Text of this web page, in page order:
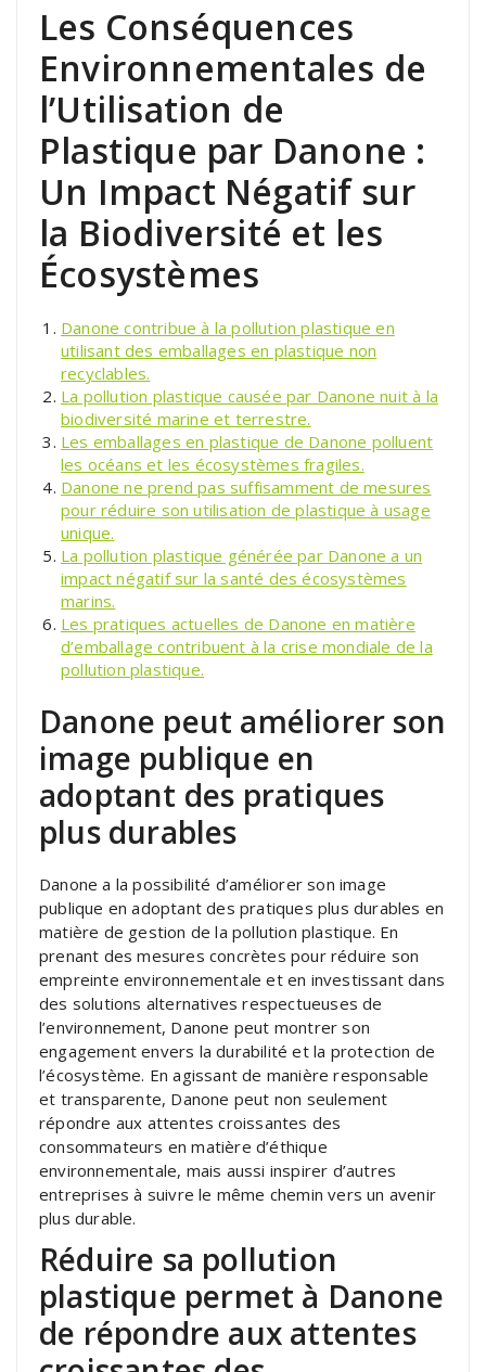
Les Conséquences
Environnementales de
l’Utilisation de
Plastique par Danone :
Un Impact Négatif sur
la Biodiversité et les
Écosystèmes
Danone contribue à la pollution plastique en
utilisant des emballages en plastique non
recyclables.
La pollution plastique causée par Danone nuit à la
biodiversité marine et terrestre.
Les emballages en plastique de Danone polluent
les océans et les écosystèmes fragiles.
Danone ne prend pas suffisamment de mesures
pour réduire son utilisation de plastique à usage
unique.
La pollution plastique générée par Danone a un
impact négatif sur la santé des écosystèmes
marins.
Les pratiques actuelles de Danone en matière
d’emballage contribuent à la crise mondiale de la
pollution plastique.
Danone peut améliorer son
image publique en
adoptant des pratiques
plus durables
Danone a la possibilité d’améliorer son image
publique en adoptant des pratiques plus durables en
matière de gestion de la pollution plastique. En
prenant des mesures concrètes pour réduire son
empreinte environnementale et en investissant dans
des solutions alternatives respectueuses de
l’environnement, Danone peut montrer son
engagement envers la durabilité et la protection de
l’écosystème. En agissant de manière responsable
et transparente, Danone peut non seulement
répondre aux attentes croissantes des
consommateurs en matière d’éthique
environnementale, mais aussi inspirer d’autres
entreprises à suivre le même chemin vers un avenir
plus durable.
Réduire sa pollution
plastique permet à Danone
de répondre aux attentes